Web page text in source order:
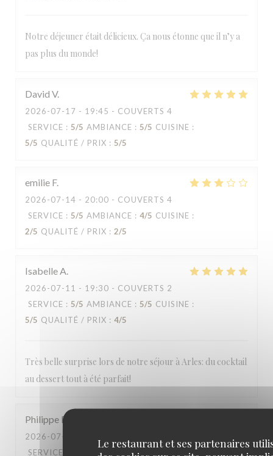
Le restaurant et ses partenaires
Notre déjeuner était délicieux. Ça nous étonne que il n’y a
pas plus du monde!
David V
2026-07-17 - 19:45 - COUVERTS 4
SERVICE : 5/5 AMBIANCE : 5/5 CUISINE :
5/5 QUALITÉ / PRIX : 5/5
emilie F
2026-07-14 - 20:00 - COUVERTS 4
SERVICE : 5/5 AMBIANCE : 4/5 CUISINE :
2/5 QUALITÉ / PRIX : 2/5
IsabelleA
2026-07-11 - 19:30 - COUVERTS 2
SERVICE : 5/5 AMBIANCE : 5/5 CUISINE :
5/5 QUALITÉ / PRIX : 4/5
Très belle surprise lors de notre séjour à Arles: du cocktail
au dessert tout à été parfait!
Philippe D
2026-07-10
SERVICE
AMBIANCE: CUISINE: